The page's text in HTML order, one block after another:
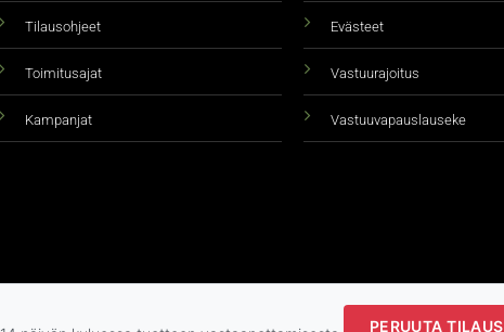
Tilausohjeet
Toimitusajat
Kampanjat
Evästeet
Vastuurajoitus
Vastuuvapauslauseke
Copyright 2026 ©taidepiste.fi PERUUTA TILAUS